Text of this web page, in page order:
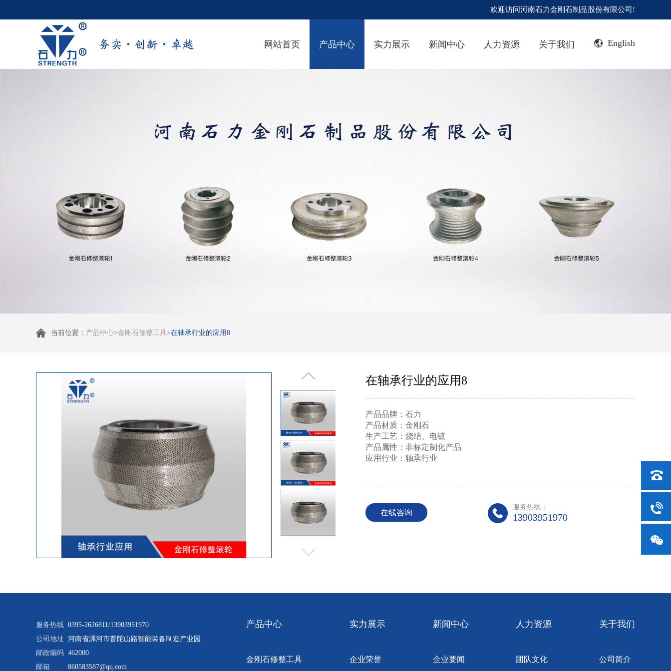
欢迎访问河南石力金刚石制品股份有限公司!
务实·创新·卓越 English
网站首页 产品中心 实力展示 新闻中心 人力资源 关于我们
当前位置： 产品中心>金刚石修整工具>在轴承行业的应用8
在轴承行业的应用8
产品品牌：石力
产品材质：金刚石
生产工艺：烧结、电镀
产品属性：非标定制化产品
应用行业：轴承行业
在线咨询
服务热线：
13903951970
服务热线 0395-2626811/13903951970
公司地址 河南省漯河市普陀山路智能装备制造产业园
邮政编码 462000
邮箱
860583587@qq.com
产品中心
金刚石修整工具
实力展示
企业荣誉
新闻中心
企业要闻
人力资源
团队文化
关于我们
公司简介